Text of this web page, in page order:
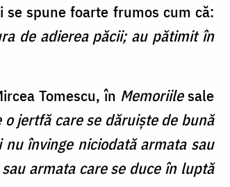
spune foarte frumos cum că:
de adierea păcii; au pătimit în
Tomescu, în Memoriilesale
jertfă care se dăruiște de bună
învinge niciodată armata sau
armata care se duce în luptă